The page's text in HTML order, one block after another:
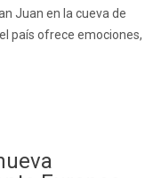
Juan en la cueva de
país ofrece emociones,